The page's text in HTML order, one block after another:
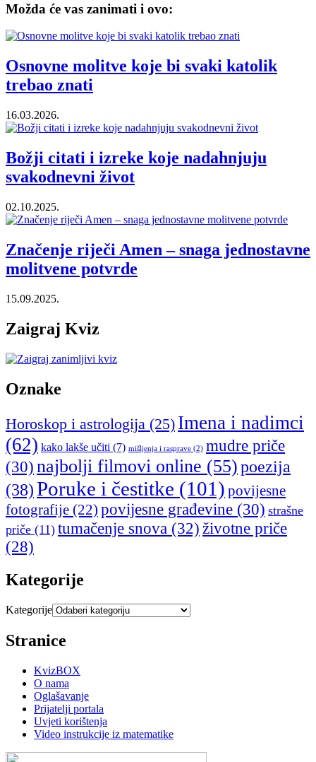
Možda će vas zanimati i ovo:
Osnovne molitve koje bi svaki katolik
trebao znati
16.03.2026.
Božji citati i izreke koje nadahnjuju
svakodnevni život
02.10.2025.
Značenje riječi Amen – snaga jednostavne
molitvene potvrde
15.09.2025.
Zaigraj Kviz
Oznake
Horoskop i astrologija (25) Imena i nadimci
(62) kako lakše učiti (7) mišljenja i rasprave (2) mudre priče
(30) najbolji filmovi online (55)poezija
(38)Poruke i čestitke (101) povijesne
fotografije (22) povijesne građevine (30) strašne
priče (11) tumačenje snova (32) životne priče
(28)
Kategorije
Kategorije
Stranice
KvizBOX
O nama
Oglašavanje
Prijatelji portala
Uvjeti korištenja
Video instrukcije iz matematike